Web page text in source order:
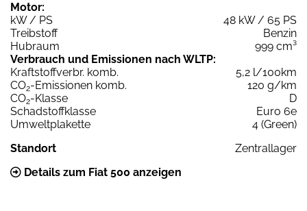
Motor:
kW / PS
48 kW / 65 PS
Treibstoff
Benzin
Hubraum
999 cm³
Verbrauch und Emissionen nach WLTP:
Kraftstoffverbr. komb.
5,2 l/100km
CO2-Emissionen komb.
120 g/km
CO2-Klasse
D
Schadstoffklasse
Euro 6e
Umweltplakette
4 (Green)
Standort
Zentrallager
Details zum Fiat 500 anzeigen